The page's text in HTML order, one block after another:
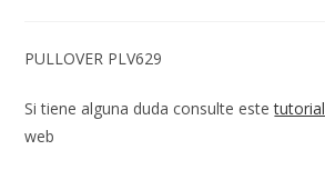
PULLOVER PLV629
Si tiene alguna duda consulte estetutorial
web